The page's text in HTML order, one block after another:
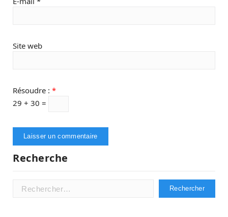
Site web
Résoudre : *
29 + 30 =
Recherche
Rechercher :